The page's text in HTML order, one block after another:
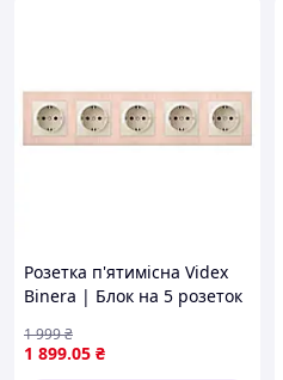
Розетка п'ятимісна Videx
Binera | Блок на 5 розеток
Алюмінієва Рамка Мідна
1 899.05 ₴
1 999₴